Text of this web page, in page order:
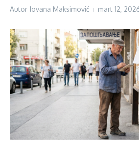
Autor Jovana Maksimović mart 12,